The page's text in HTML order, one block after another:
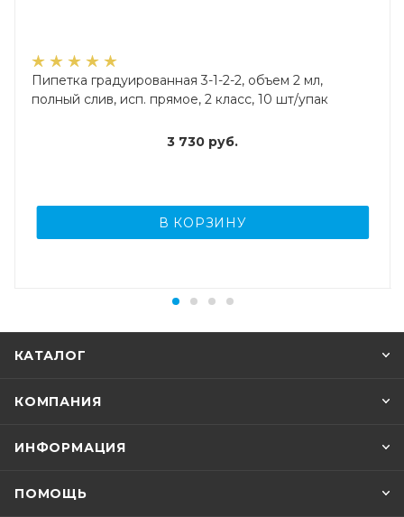
Пипетка градуированная 3-1-2-2, объем 2 мл,
полный слив, исп. прямое, 2 класс, 10 шт/упак
3 730 руб.
В КОРЗИНУ
КАТАЛОГ
КОМПАНИЯ
ИНФОРМАЦИЯ
ПОМОЩЬ